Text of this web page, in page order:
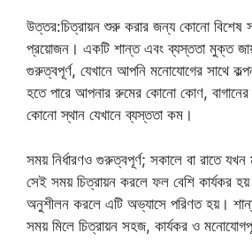
উত্তর:চিত্রায়ন শুরু করার জন্য কোনো বিশেষ
প্রয়োজন। একটি শান্ত এবং ব্যস্ততা মুক্ত
গুরুত্বপূর্ণ, যেখানে আপনি মনোযোগের সাথে
হতে পারে আপনার রুমের কোনো কোণ,
কোনো স্থান যেখানে ব্যস্ততা কম।
সময় নির্ধারণও গুরুত্বপূর্ণ; সকালে বা রাতে
সেই সময় চিত্রায়ন করলে ফল বেশি কার্যকর
অনুশীলন করলে এটি অভ্যাসে পরিণত হয়। শান্ত
সময় মিলে চিত্রায়ন সহজ, কার্যকর ও